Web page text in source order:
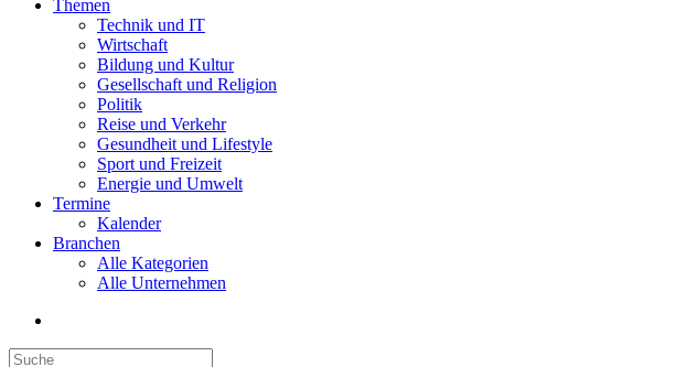
Themen
Technik und IT
Wirtschaft
Bildung und Kultur
Gesellschaft und Religion
Politik
Reise und Verkehr
Gesundheit und Lifestyle
Sport und Freizeit
Energie und Umwelt
Termine
Kalender
Branchen
Alle Kategorien
Alle Unternehmen